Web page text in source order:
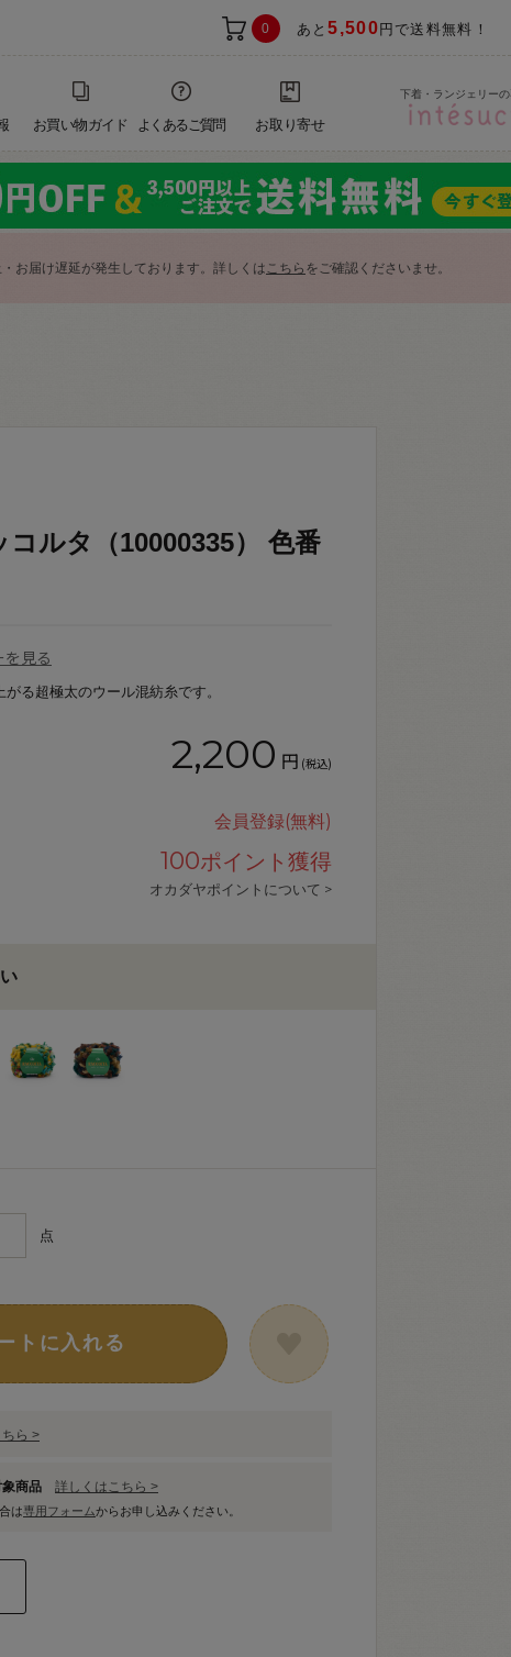
0 あと5,500 円で送料無料！
お買い物ガイド よくあるご質問 お取り寄せ
下着・ランジェリー
お届け遅延が発生しております。詳しくはこちら をご確認くださいませ。
ルタ（10000335） 色番
を見る
る超極太のウール混紡糸です。
2,200 円 (税込)
会員登録(無料)
100ポイント獲得
オカダヤポイントについて >
点
トに入れる
ら >
象商品 詳しくはこちら >
は専用フォームからお申し込みください。